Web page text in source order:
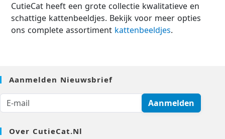
CutieCat heeft een grote collectie kwalitatieve en
schattige kattenbeeldjes. Bekijk voor meer opties
ons complete assortiment kattenbeeldjes.
Aanmelden Nieuwsbrief
Aanmelden
Over CutieCat.nl